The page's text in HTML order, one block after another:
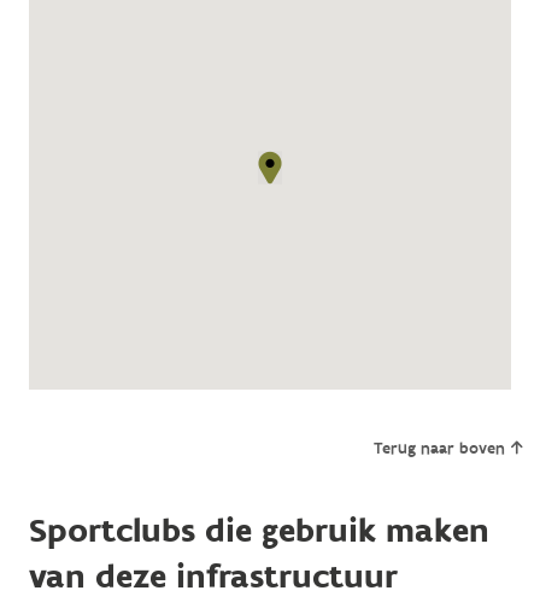
Terug naar boven
Sportclubs die gebruik maken
van deze infrastructuur